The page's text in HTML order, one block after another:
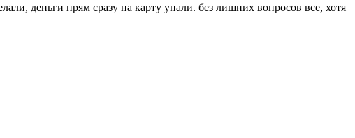
деньги прям сразу на карту упали. без лишних вопросов все, хотя